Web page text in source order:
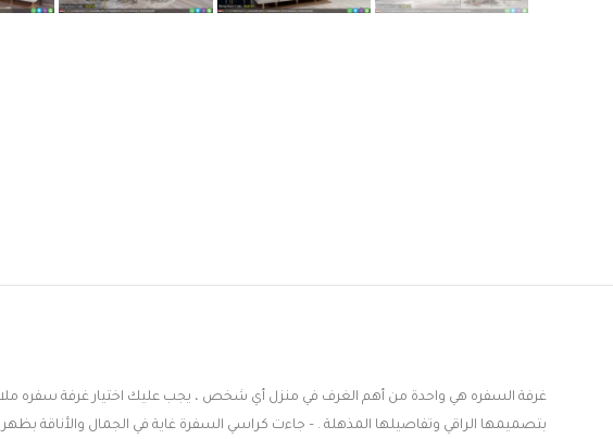
بتصميمها الراقي وتفاصيلها المذهلة . – جاءت كراسي السفرة غاية في الجمال والأناقة